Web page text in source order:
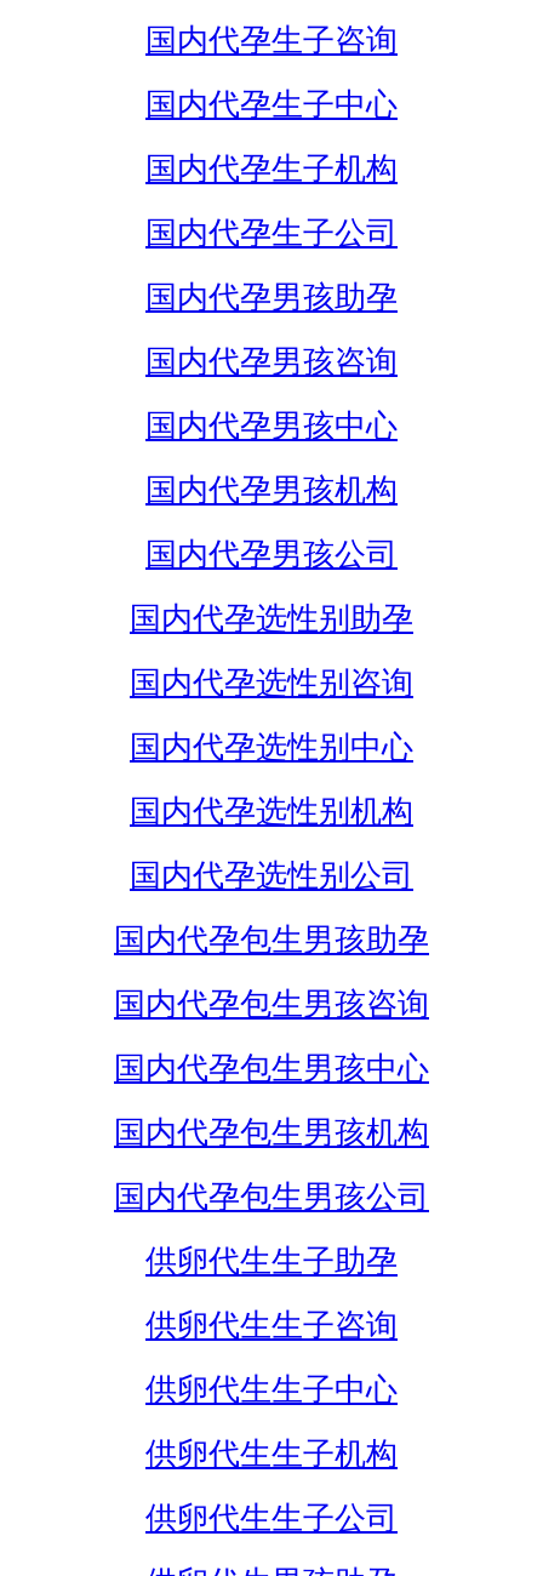
国内代孕生子咨询
国内代孕生子中心
国内代孕生子机构
国内代孕生子公司
国内代孕男孩助孕
国内代孕男孩咨询
国内代孕男孩中心
国内代孕男孩机构
国内代孕男孩公司
国内代孕选性别助孕
国内代孕选性别咨询
国内代孕选性别中心
国内代孕选性别机构
国内代孕选性别公司
国内代孕包生男孩助孕
国内代孕包生男孩咨询
国内代孕包生男孩中心
国内代孕包生男孩机构
国内代孕包生男孩公司
供卵代生生子助孕
供卵代生生子咨询
供卵代生生子中心
供卵代生生子机构
供卵代生生子公司